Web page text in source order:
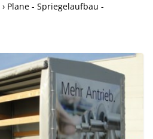
› Plane - Spriegelaufbau -